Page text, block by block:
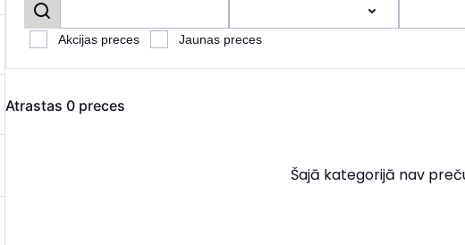
Akcijas preces Jaunas preces
Atrastas 0preces
Šajā kategorijā nav